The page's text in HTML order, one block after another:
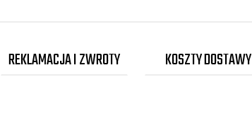
REKLAMACJA I ZWROTY KOSZTY DOSTAWY